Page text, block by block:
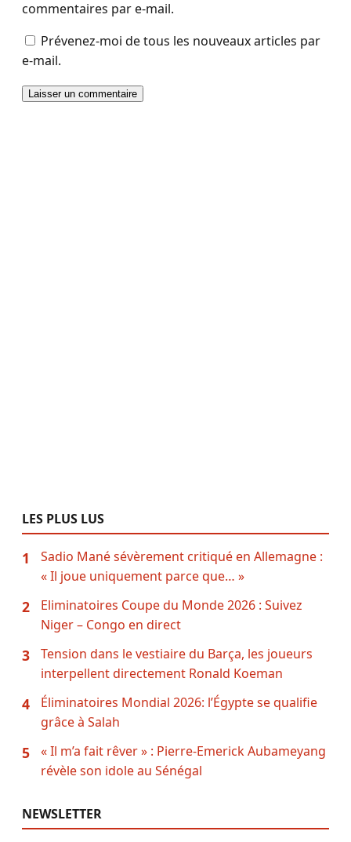
commentaires par e-mail.
Prévenez-moi de tous les nouveaux articles par
e-mail.
LES PLUS LUS
1
Sadio Mané sévèrement critiqué en Allemagne :
« Il joue uniquement parce que… »
2
Eliminatoires Coupe du Monde 2026 : Suivez
Niger – Congo en direct
3
Tension dans le vestiaire du Barça, les joueurs
interpellent directement Ronald Koeman
4
Éliminatoires Mondial 2026: l’Égypte se qualifie
grâce à Salah
5
« Il m’a fait rêver » : Pierre-Emerick Aubameyang
révèle son idole au Sénégal
NEWSLETTER